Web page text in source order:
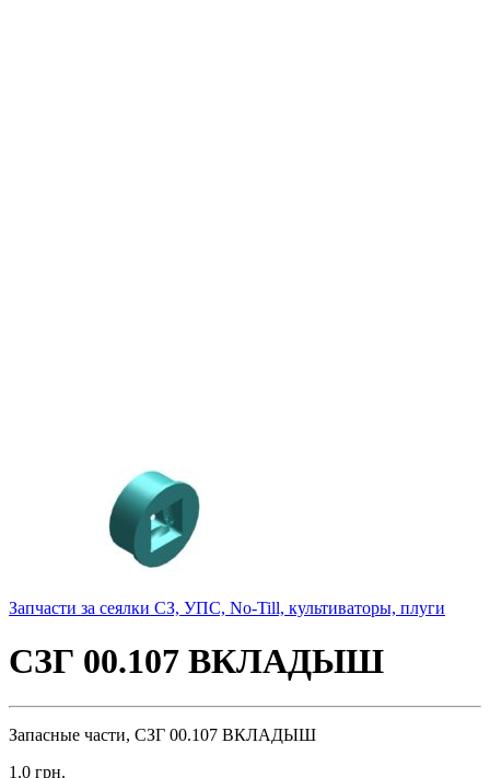
Запчасти за сеялки СЗ, УПС, No-Till, культиваторы, плуги
СЗГ 00.107 ВКЛАДЫШ
Запасные части, СЗГ 00.107 ВКЛАДЫШ
1.0 грн.